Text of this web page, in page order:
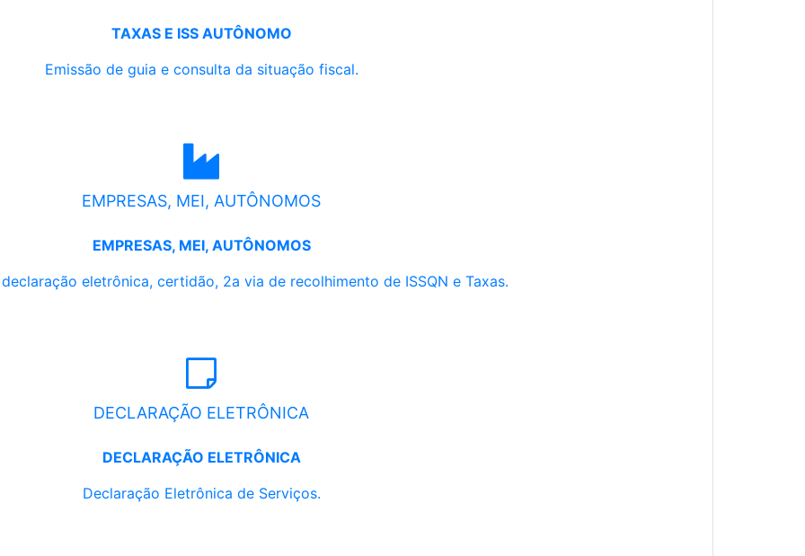
TAXAS E ISS AUTÔNOMO
Emissão de guia e consulta da situação fiscal.
EMPRESAS, MEI, AUTÔNOMOS
EMPRESAS, MEI, AUTÔNOMOS
eletrônica, certidão, 2a via de recolhimento de ISSQN e Taxas.
DECLARAÇÃO ELETRÔNICA
DECLARAÇÃO ELETRÔNICA
Declaração Eletrônica de Serviços.